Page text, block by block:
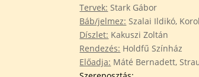
Tervek: Stark Gábor
Báb/jelmez: Szalai Ildikó,
Díszlet: Kakuszi Zoltán
Rendezés: Holdfű Színház
Előadja: Máté Bernadett,